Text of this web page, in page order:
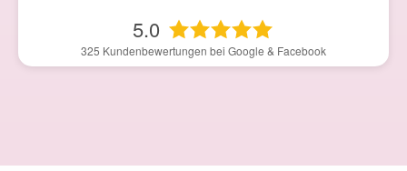
5.0
325 Kundenbewertungen bei Google & Facebook